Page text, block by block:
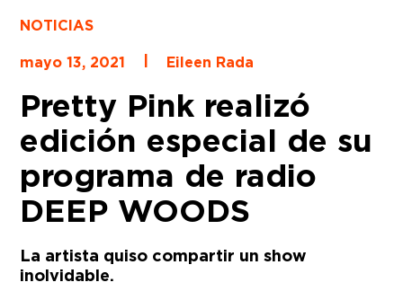
NOTICIAS
mayo 13, 2021
Eileen Rada
Pretty Pink realizó
edición especial de su
programa de radio
DEEP WOODS
La artista quiso compartir un show
inolvidable.